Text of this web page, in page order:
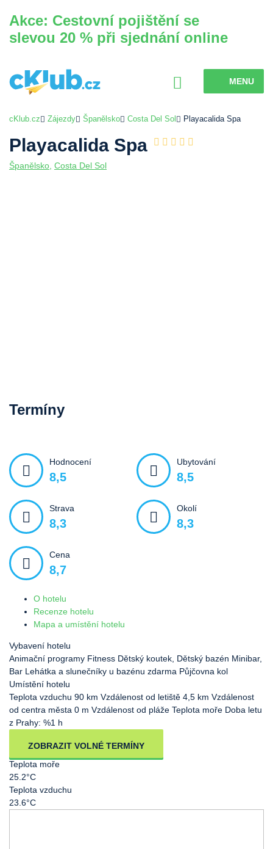
Akce: Cestovní pojištění se
slevou 20 % při sjednání online
MENU
cKlub.cz Zájezdy Španělsko Costa Del Sol Playacalida Spa
Playacalida Spa
Španělsko Costa Del Sol
Termíny
Hodnocení
8,5
Ubytování
8,5
Strava
8,3
Okolí
8,3
Cena
8,7
O hotelu
Recenze hotelu
Mapa a umístění hotelu
Vybavení hotelu
Animační programy Fitness Dětský koutek, Dětský bazén Minibar,
Bar Lehátka a slunečníky u bazénu zdarma Půjčovna kol
Umístění hotelu
Teplota vzduchu 90 km Vzdálenost od letiště 4,5 km Vzdálenost
od centra města 0 m Vzdálenost od pláže Teplota moře Doba letu
z Prahy: %1 h
ZOBRAZIT VOLNÉ TERMÍNY
Teplota moře
25.2°C
Teplota vzduchu
23.6°C